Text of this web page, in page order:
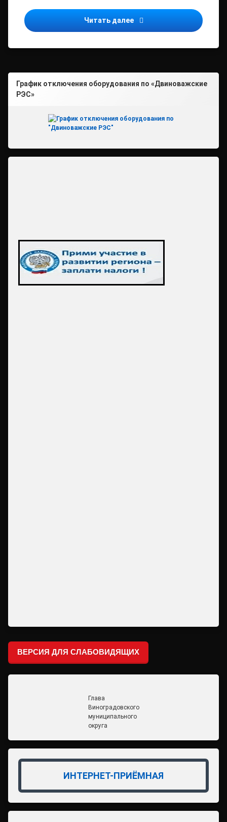
Читать далее СООБЩИ, ГДЕ ТОРГУЮТ
График отключения оборудования по «Двиноважские
РЭС»
ВЕРСИЯ ДЛЯ СЛАБОВИДЯЩИХ
Глава
Виноградовского
муниципального
округа
ИНТЕРНЕТ-ПРИЁМНАЯ